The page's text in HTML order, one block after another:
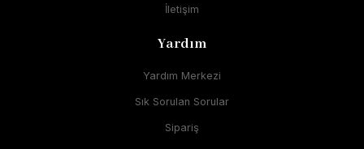
İletişim
Yardım
Yardım Merkezi
Sık Sorulan Sorular
Sipariş